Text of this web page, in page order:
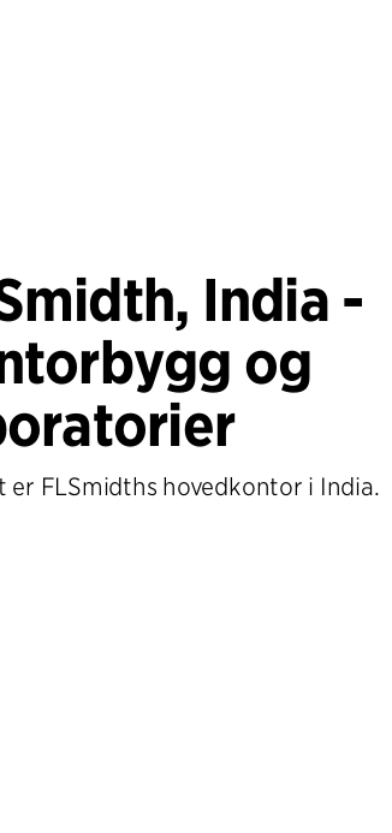
India -
og
er FLSmidths hovedkontor i India.